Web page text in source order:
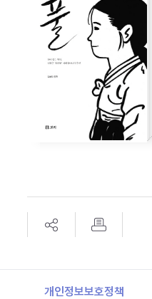
Footer
개인정보보호정책